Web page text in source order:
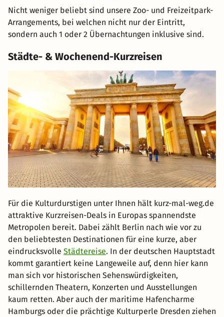
Nicht weniger beliebt sind unsere Zoo- und Freizeitpark-
Arrangements, bei welchen nicht nur der Eintritt,
sondern auch 1 oder 2 Übernachtungen inklusive sind.
Städte- & Wochenend-Kurzreisen
Für die Kulturdurstigen unter Ihnen hält kurz-mal-weg.de
attraktive Kurzreisen-Deals in Europas spannendste
Metropolen bereit. Dabei zählt Berlin nach wie vor zu
den beliebtesten Destinationen für eine kurze, aber
eindrucksvolle Städtereise. In der deutschen Hauptstadt
kommt garantiert keine Langeweile auf, denn hier kann
man sich vor historischen Sehenswürdigkeiten,
schillernden Theatern, Konzerten und Ausstellungen
kaum retten. Aber auch der maritime Hafencharme
Hamburgs oder die prächtige Kulturperle Dresden ziehen